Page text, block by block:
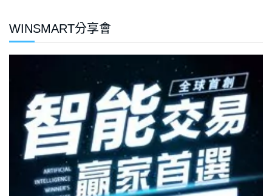
WINSMART分享會